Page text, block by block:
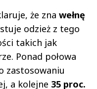
że zna wełnę
odzież z tego
takich jak
Ponad połowa
zastosowaniu
a kolejne 35 proc.